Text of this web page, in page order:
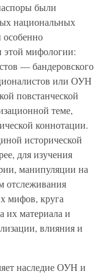
были
национальных
особенно
этой мифологии:
— бандеровского
или ОУН
повстанческой
теме,
коннотации.
исторической
для изучения
манипуляции на
отслеживания
мифов, круга
их материала и
влияния и
наследие ОУН и